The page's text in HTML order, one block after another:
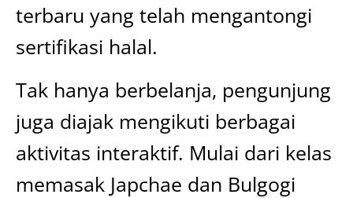
terbaru yang telah mengantongi
sertifikasi halal.
Tak hanya berbelanja, pengunjung
juga diajak mengikuti berbagai
aktivitas interaktif. Mulai dari kelas
memasak Japchae dan Bulgogi